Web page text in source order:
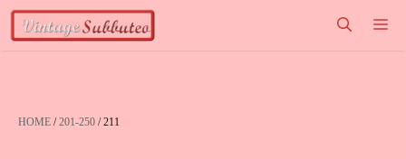
Vai
HOME /201-250 / 211